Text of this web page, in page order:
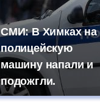
СМИ: В Химках на
полицейскую
машину напали и
подожгли.